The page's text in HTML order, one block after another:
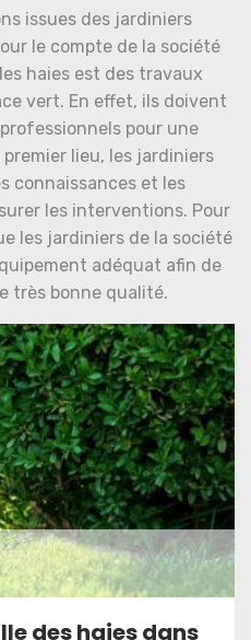
issues des jardiniers
le compte de la société
haies est des travaux
vert. En effet, ils doivent
pour une
lieu, les jardiniers
connaissances et les
les interventions. Pour
les jardiniers de la société
adéquat afin de
très bonne qualité.
des haies dans